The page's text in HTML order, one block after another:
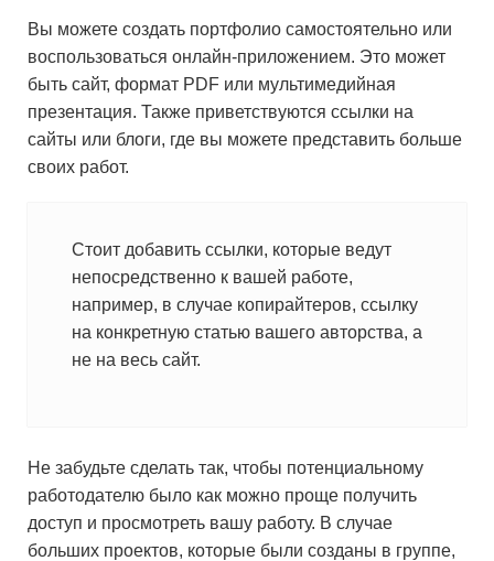
Вы можете создать портфолио самостоятельно или
воспользоваться онлайн-приложением. Это может
быть сайт, формат PDF или мультимедийная
презентация. Также приветствуются ссылки на
сайты или блоги, где вы можете представить больше
своих работ.
Стоит добавить ссылки, которые ведут
непосредственно к вашей работе,
например, в случае копирайтеров, ссылку
на конкретную статью вашего авторства, а
не на весь сайт.
Не забудьте сделать так, чтобы потенциальному
работодателю было как можно проще получить
доступ и просмотреть вашу работу. В случае
больших проектов, которые были созданы в группе,